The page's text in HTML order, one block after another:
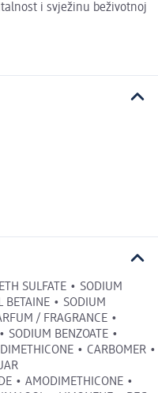
i svježinu beživotnoj
SULFATE • SODIUM
BETAINE • SODIUM
/ FRAGRANCE •
SODIUM BENZOATE •
• CARBOMER •
• AMODIMETHICONE •